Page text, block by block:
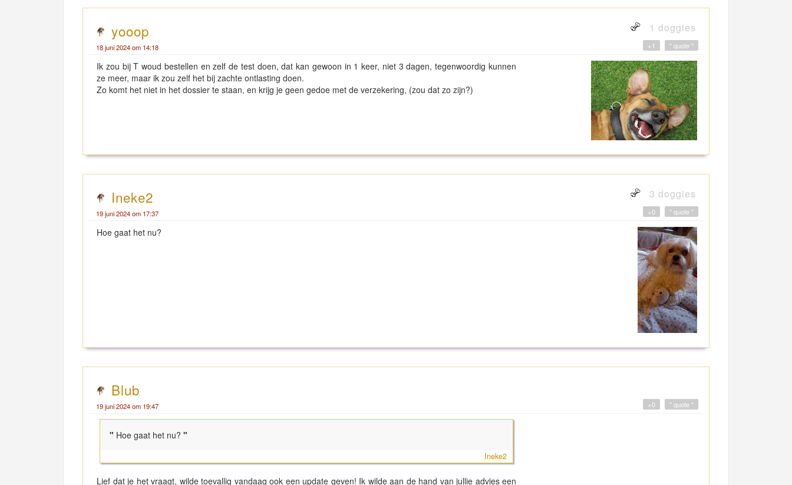
yooop 1 doggies
18 juni 2024 om 14:18 " quote "
+1
Ik zou bij T woud bestellen en zelf de test doen, dat kan gewoon in 1 keer, niet 3 dagen, tegenwoordig kunnen
ze meer, maar ik zou zelf het bij zachte ontlasting doen.
Zo komt het niet in het dossier te staan, en krijg je geen gedoe met de verzekering, (zou dat zo zijn?)
Ineke2 3 doggies
19 juni 2024 om 17:37 " quote "
+0
Hoe gaat het nu?
Blub
19 juni 2024 om 19:47 " quote "
+0
" Hoe gaat het nu? "
Ineke2
Lief dat je het vraagt, wilde toevallig vandaag ook een update geven! Ik wilde aan de hand van jullie advies een